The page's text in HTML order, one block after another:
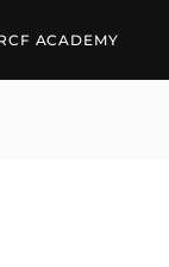
ACADEMY